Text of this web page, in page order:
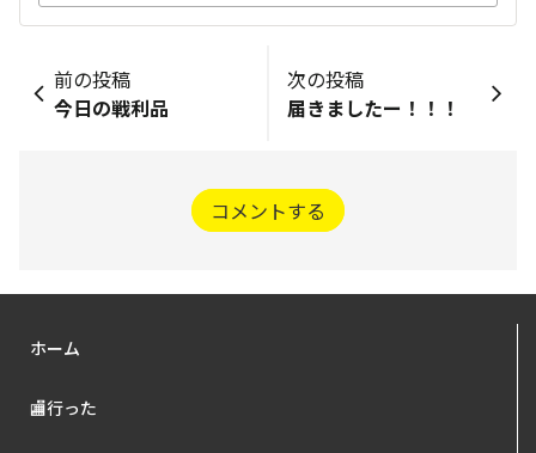
前の投稿
今日の戦利品
次の投稿
届きましたー！！！
コメントする
ホーム
🏬行った